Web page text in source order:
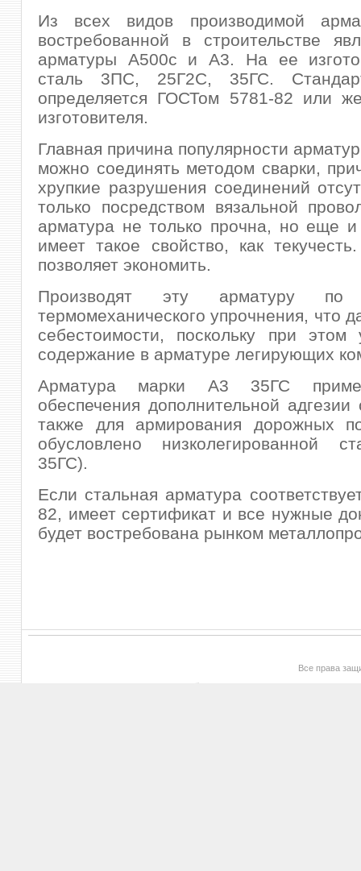
Из всех видов производимой
востребованной в строительстве
арматуры А500с и А3. На ее
сталь 3ПС, 25Г2С, 35ГС.
определяется ГОСТом 5781-82 или
изготовителя.
Главная причина популярности
можно соединять методом сварки,
хрупкие разрушения соединений
только посредством вязальной
арматура не только прочна, но еще и
имеет такое свойство, как
позволяет экономить.
Производят эту арматуру по
термомеханического упрочнения, что
себестоимости, поскольку при этом
содержание в арматуре легирующих
Арматура марки А3 35ГС
обеспечения дополнительной
также для армирования дорожных
обусловлено низколегированной
35ГС).
Если стальная арматура
82, имеет сертификат и все нужные
будет востребована рынком
Все права